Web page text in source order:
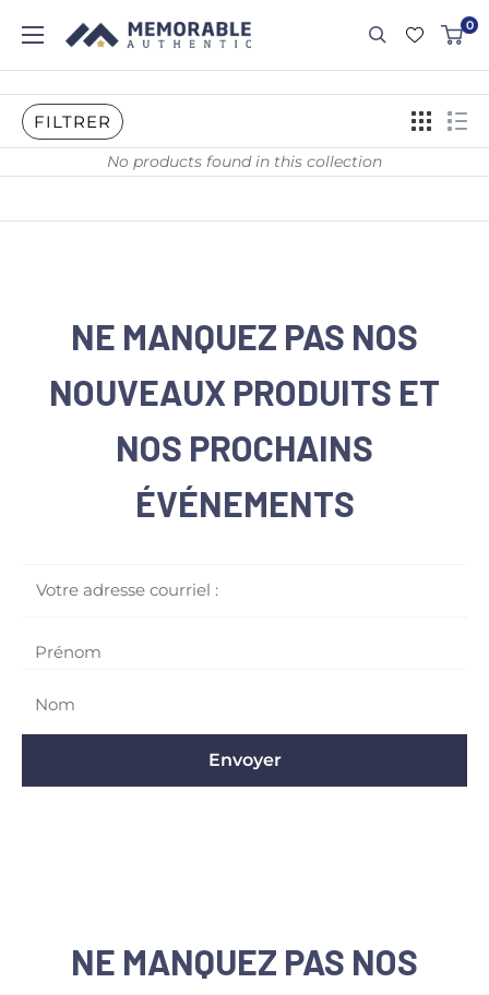
0
FILTRER
No products found in this collection
NE MANQUEZ PAS NOS
NOUVEAUX PRODUITS ET
NOS PROCHAINS
ÉVÉNEMENTS
Votre adresse courriel :
Envoyer
NE MANQUEZ PAS NOS